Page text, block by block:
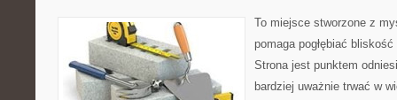
To miejsce stworzone z
pomaga pogłębiać
Strona jest punktem
bardziej uważnie trwać w